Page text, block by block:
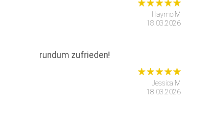
Haymo M
18.03.2026
rundum zufrieden!
Jessica M
18.03.2026